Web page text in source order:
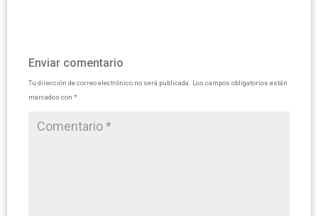
Enviar comentario
Tu dirección de correo electrónico no será publicada.
Los campos obligatorios están
marcados con *